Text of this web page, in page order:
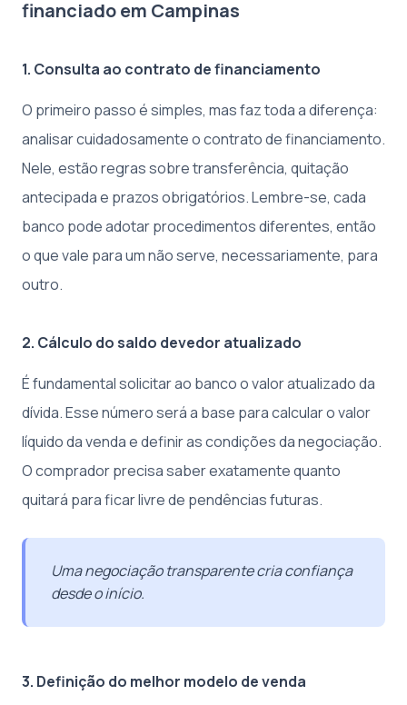
financiado em Campinas
1. Consulta ao contrato de financiamento
O primeiro passo é simples, mas faz toda a diferença:
analisar cuidadosamente o contrato de financiamento.
Nele, estão regras sobre transferência, quitação
antecipada e prazos obrigatórios. Lembre-se, cada
banco pode adotar procedimentos diferentes, então
o que vale para um não serve, necessariamente, para
outro.
2. Cálculo do saldo devedor atualizado
É fundamental solicitar ao banco o valor atualizado da
dívida. Esse número será a base para calcular o valor
líquido da venda e definir as condições da negociação.
O comprador precisa saber exatamente quanto
quitará para ficar livre de pendências futuras.
Uma negociação transparente cria confiança
desde o início.
3. Definição do melhor modelo de venda